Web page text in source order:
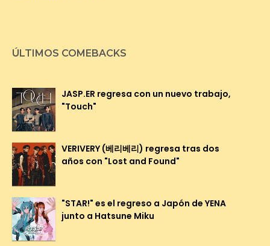
ÚLTIMOS COMEBACKS
JASP.ER regresa con un nuevo trabajo,
"Touch"
VERIVERY (베리베리) regresa tras dos
años con "Lost and Found"
"STAR!" es el regreso a Japón de YENA
junto a Hatsune Miku